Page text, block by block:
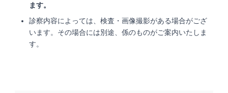
ます。
診察内容によっては、検査・画像撮影がある場合がござ
います。その場合には別途、係のものがご案内いたしま
す。